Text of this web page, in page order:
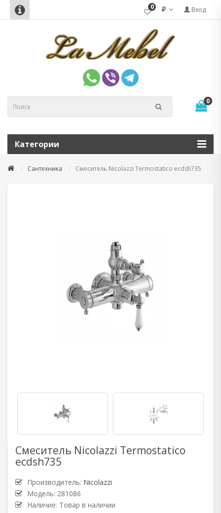
Вход
₽
0
0
Категории
Сантехника Смеситель Nicolazzi Termostatico ecdsh735
Смеситель Nicolazzi Termostatico
ecdsh735
Производитель: Nicolazzi
Модель: 281086
Наличие: Товар в наличии